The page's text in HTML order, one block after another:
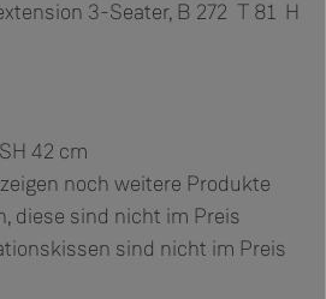
3-Seater, B 272 T 81 H
42 cm
noch weitere Produkte
diese sind nicht im Preis
sind nicht im Preis